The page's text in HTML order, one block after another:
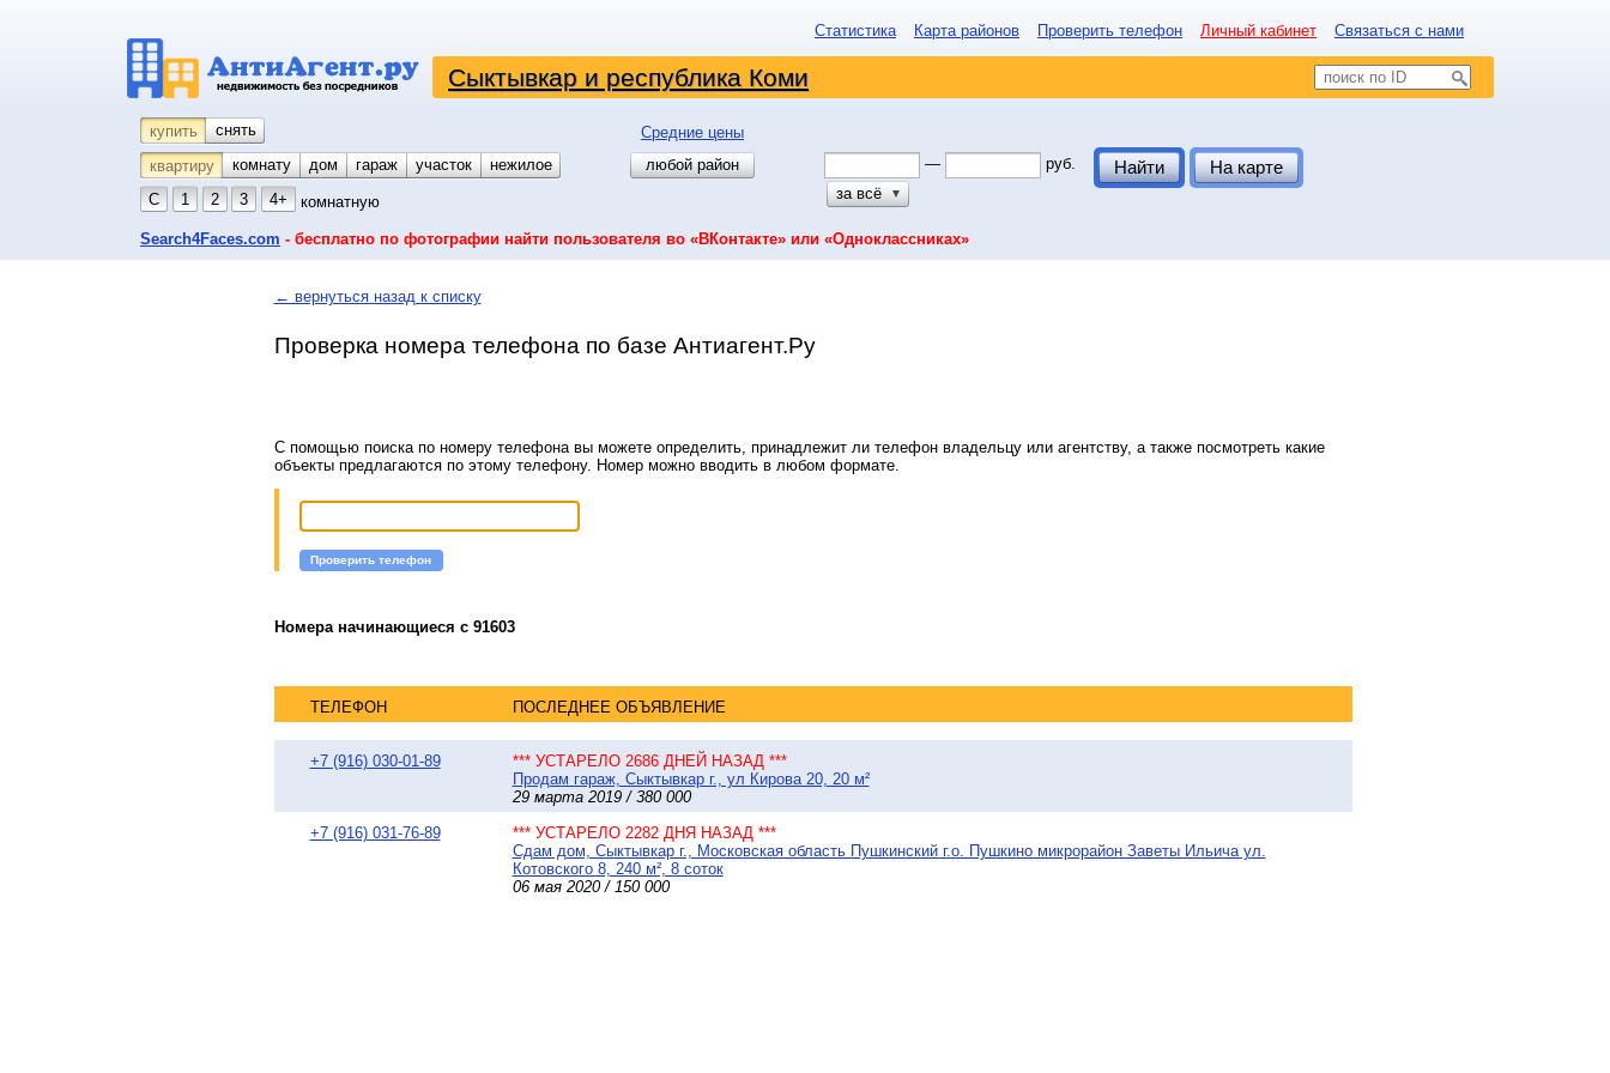
Статистика Карта районов Проверить телефон Личный кабинет Связаться с нами
Сыктывкар и республика Коми
купить снять
Средние цены
квартиру
комнату койко-место
дом гараж участок
нежилое
С
1 2 3 4+ комнатную
любой район —
руб.
за всё
▼
Найти На карте
Search4Faces.com - бесплатно по фотографии найти пользователя во «ВКонтакте» или «Одноклассниках»
← вернуться назад к списку
Проверка номера телефона по базе Антиагент.Ру
С помощью поиска по номеру телефона вы можете определить, принадлежит ли телефон владельцу или агентству, а также посмотреть какие
объекты предлагаются по этому телефону. Номер можно вводить в любом формате.
Проверить телефон
Номера начинающиеся с 91603
ТЕЛЕФОН ПОСЛЕДНЕЕ ОБЪЯВЛЕНИЕ
+7 (916) 030-01-89
*** УСТАРЕЛО 2686 ДНЕЙ НАЗАД ***
Продам гараж, Сыктывкар г., ул Кирова 20, 20 м²
29 марта 2019 / 380 000
+7 (916) 031-76-89
*** УСТАРЕЛО 2282 ДНЯ НАЗАД ***
Сдам дом, Сыктывкар г., Московская область Пушкинский г.о. Пушкино микрорайон Заветы Ильича ул.
Котовского 8, 240 м², 8 соток
06 мая 2020 / 150 000